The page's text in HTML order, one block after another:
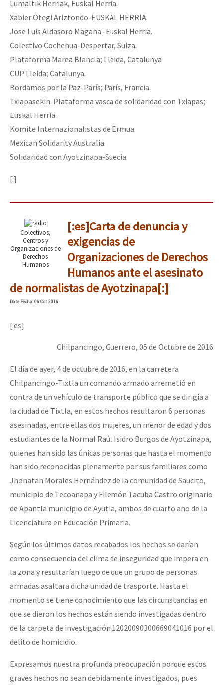
Lumaltik Herriak, Euskal Herria.
Xabier Otegi Ariztondo-EUSKAL HERRIA.
Jose Luis Aldasoro Magaña -Euskal Herria.
Colectivo Cochehua-Despertar, Suiza.
Plataforma Marea Blancla; Lleida, Catalunya
CUP Lleida; Catalunya.
Bordamos por la Paz-París; París, Francia.
Txiapasekin. Plataforma vasca de solidaridad con Txiapas;
Euskal Herria.
Komite Internazionalistas de Ermua.
Mexican Solidarity Australia.
Solidaridad con Ayotzinapa-Suecia.
[:]
Colectivos,
Centros y
Organizaciones de
Derechos
Humanos
[:es]Carta de denuncia y
exigencias de
Organizaciones de Derechos
Humanos ante el asesinato
de normalistas de Ayotzinapa[:]
DateFecha: 06 Oct 2016
[:es]
Chilpancingo, Guerrero, 05 de Octubre de 2016
El día de ayer, 4 de octubre de 2016, en la carretera
Chilpancingo-Tixtla un comando armado arremetió en
contra de un vehículo de transporte público que se dirigía a
la ciudad de Tixtla, en estos hechos resultaron 6 personas
asesinadas, entre ellas dos mujeres, un menor de edad y dos
estudiantes de la Normal Raúl Isidro Burgos de Ayotzinapa,
quienes han sido las únicas personas que hasta el momento
han sido reconocidas plenamente por sus familiares como
Jhonatan Morales Hernández de la comunidad de Saucito,
municipio de Tecoanapa y Filemón Tacuba Castro originario
de Apantla municipio de Ayutla, ambos de cuarto año de la
Licenciatura en Educación Primaria.
Según los últimos datos recabados los hechos se darían
como consecuencia del clima de inseguridad que impera en
la zona y resultarían luego de que un grupo de personas
armadas asaltara dicha unidad de trasporte. Hasta el
momento se tiene conocimiento que las circunstancias en
que se dieron los hechos están siendo investigadas dentro
de la carpeta de investigación 12020090300669041016 por el
delito de homicidio.
Expresamos nuestra profunda preocupación porque estos
graves hechos no sean debidamente investigados, pues